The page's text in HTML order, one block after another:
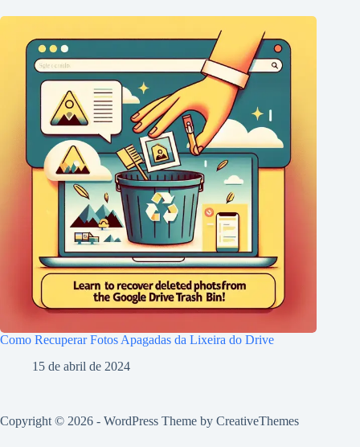
Como Recuperar Fotos Apagadas da Lixeira do Drive
15 de abril de 2024
Copyright © 2026 - WordPress Theme by CreativeThemes